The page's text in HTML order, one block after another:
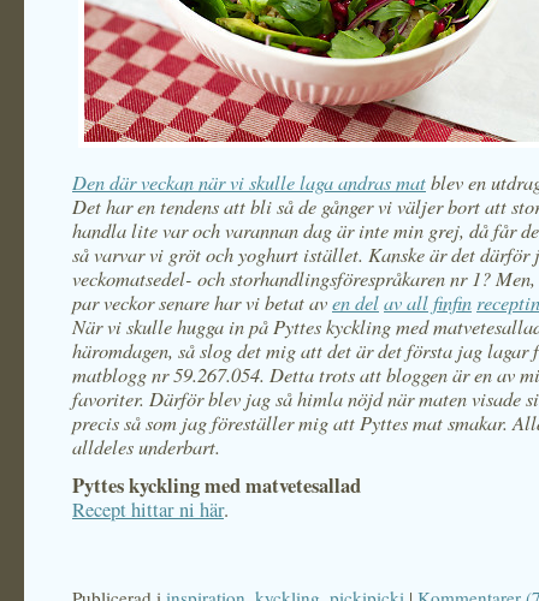
Den där veckan när vi skulle laga andras matblev en
Det har en tendens att bli så de gånger vi väljer bort att
handla lite var och varannan dag är inte min grej, då får
så varvar vi gröt och yoghurt istället. Kanske är det därför
veckomatsedel- och storhandlingsförespråkaren nr 1?
par veckor senare har vi betat aven delav all finfin
När vi skulle hugga in på Pyttes kyckling med
häromdagen, så slog det mig att det är det första jag lagar
matblogg nr 59.267.054. Detta trots att bloggen är en av
favoriter. Därför blev jag så himla nöjd när maten visade
precis så som jag föreställer mig att Pyttes mat smakar.
alldeles underbart.
Pyttes kyckling med matvetesallad
Recept hittar ni här.